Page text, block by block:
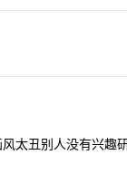
太丑别人没有兴趣